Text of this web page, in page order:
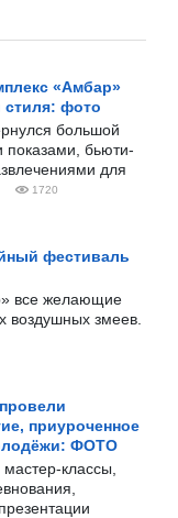
«Амбар»
стиля: фото
большой
бьюти-
для
1720
фестиваль
все желающие
воздушных змеев.
приуроченное
ФОТО
классы,